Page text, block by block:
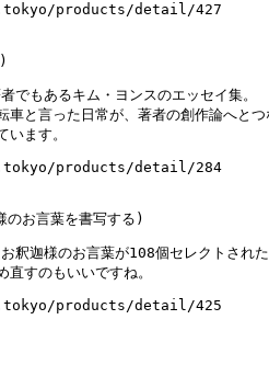
products/detail/427
でもあるキム・ヨンスのエッセイ集。
車と言った日常が、著者の創作論へと
ます。
products/detail/284
お言葉を書写する)
釈迦様のお言葉が108個セレクトされ
すのもいいですね。
products/detail/425